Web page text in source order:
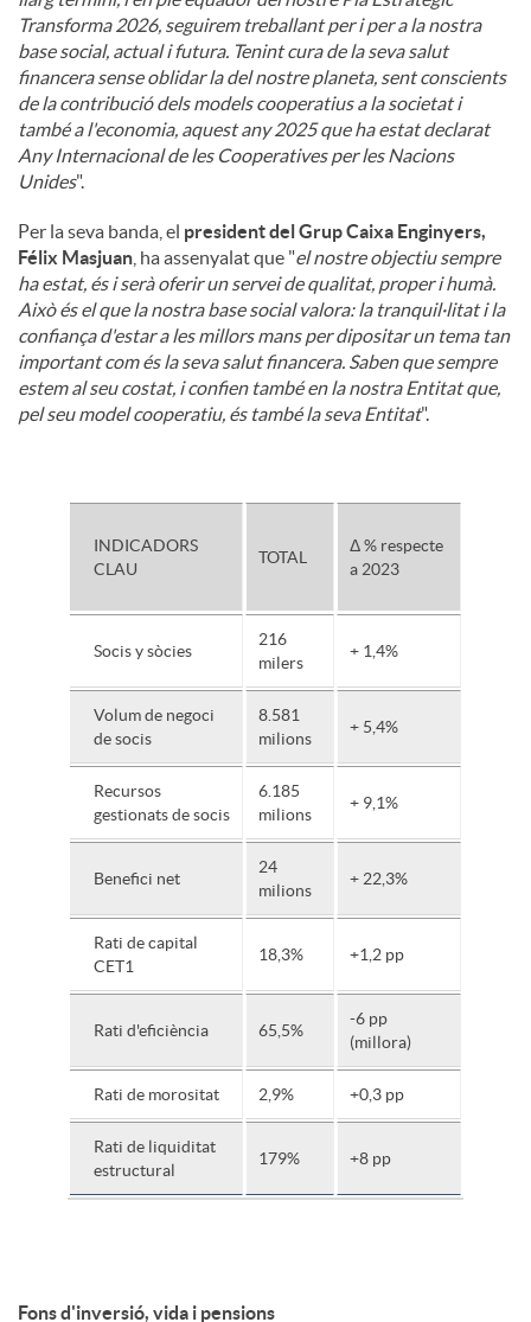
Transforma 2026, seguirem treballant per i per a la nostra
base social, actual i futura. Tenint cura de la seva salut
financera sense oblidar la del nostre planeta, sent conscients
de la contribució dels models cooperatius a la societat i
també a l'economia, aquest any 2025 que ha estat declarat
Any Internacional de les Cooperatives per les Nacions
Unides".
Per la seva banda, el president del Grup Caixa Enginyers,
Félix Masjuan , ha assenyalat que "el nostre objectiu sempre
ha estat, és i serà oferir un servei de qualitat, proper i humà.
Això és el que la nostra base social valora: la tranquil·litat i la
confiança d'estar a les millors mans per dipositar un tema tan
important com és la seva salut financera. Saben que sempre
estem al seu costat, i confien també en la nostra Entitat que,
pel seu model cooperatiu, és també la seva Entitat".
INDICADORS
CLAU
TOTAL
Δ % respecte
a 2023
Socis y sòcies
216
milers
+ 1,4%
Volum de negoci
de socis
8.581
milions
+ 5,4%
Recursos
gestionats de socis
6.185
milions
+ 9,1%
Benefici net
24
milions
+ 22,3%
Rati de capital
CET1
18,3% +1,2 pp
Rati d'eficiència 65,5%
-6 pp
(millora)
Rati de morositat 2,9% +0,3 pp
Rati de liquiditat
estructural
179% +8 pp
Fons d'inversió, vida i pensions